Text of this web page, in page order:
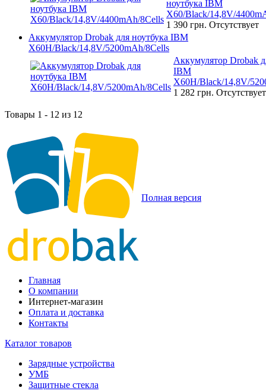
ноутбука IBM
X60/Black/14,8V/
1 390 грн. Отсутствует
Аккумулятор Drobak для ноутбука IBM
X60H/Black/14,8V/5200mAh/8Cells
Аккумулятор Drobak
IBM
X60H/Black/14,8V/
1 282 грн. Отсутствует
Товары 1 - 12 из 12
Полная версия
Главная
О компании
Интернет-магазин
Оплата и доставка
Контакты
Каталог товаров
Зарядные устройства
УМБ
Защитные стекла